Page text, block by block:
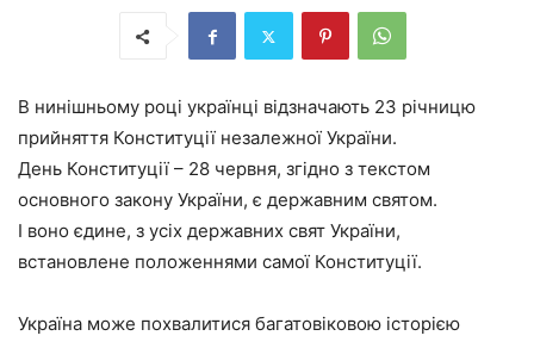
В нинішньому році українці відзначають 23 річницю
прийняття Конституції незалежної України.
День Конституції – 28 червня, згідно з текстом
основного закону України, є державним святом.
І воно єдине, з усіх державних свят України,
встановлене положеннями самої Конституції.
Україна може похвалитися багатовіковою історією